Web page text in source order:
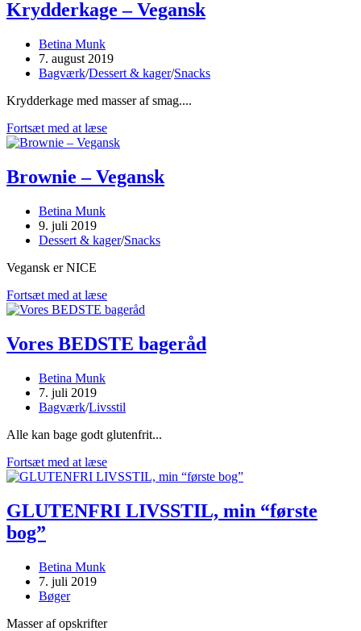
Krydderkage – Vegansk
Post
author:
Betina Munk
Post
published:
7. august 2019
Post
Bagværk/Dessert & kager/Snacks
Krydderkage med masser af smag....
Fortsæt med at læseKrydderkage
–
Brownie – Vegansk
Post
author:
Betina Munk
Post
published:
9. juli 2019
Post
Dessert & kager/Snacks
Vegansk er NICE
Fortsæt med at læseBrownie
–
Vores BEDSTE bageråd
Post
author:
Betina Munk
Post
published:
7. juli 2019
Post
Bagværk/Livsstil
Alle kan bage godt glutenfrit...
Fortsæt med at læseVores
BEDSTE
GLUTENFRI LIVSSTIL, min “første
bog”
Post
author:
Betina Munk
Post
published:
7. juli 2019
Post
Bøger
Masser af opskrifter